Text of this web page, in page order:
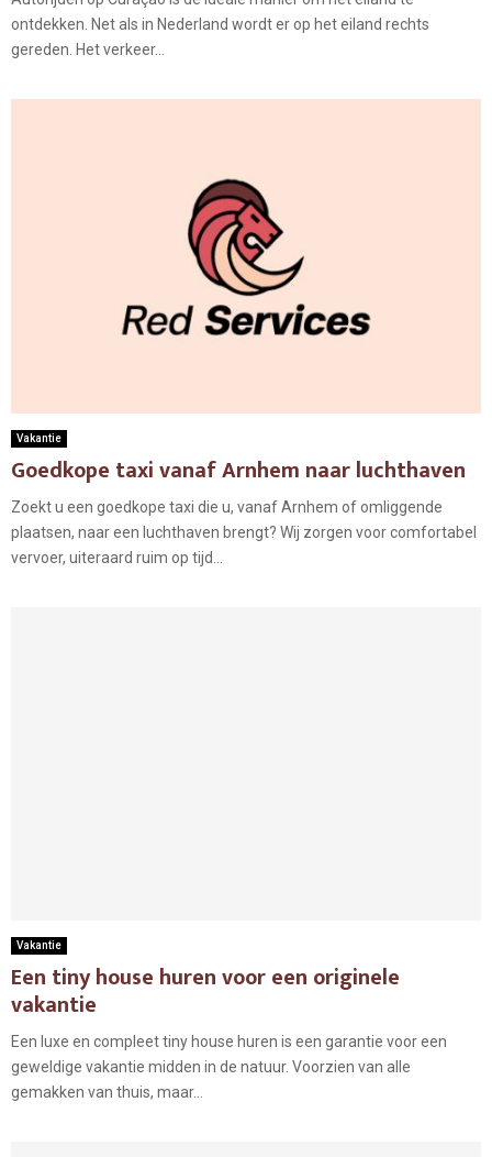
ontdekken. Net als in Nederland wordt er op het eiland rechts
gereden. Het verkeer...
Vakantie
Goedkope taxi vanaf Arnhem naar luchthaven
Zoekt u een goedkope taxi die u, vanaf Arnhem of omliggende
plaatsen, naar een luchthaven brengt? Wij zorgen voor comfortabel
vervoer, uiteraard ruim op tijd...
Vakantie
Een tiny house huren voor een originele
vakantie
Een luxe en compleet tiny house huren is een garantie voor een
geweldige vakantie midden in de natuur. Voorzien van alle
gemakken van thuis, maar...